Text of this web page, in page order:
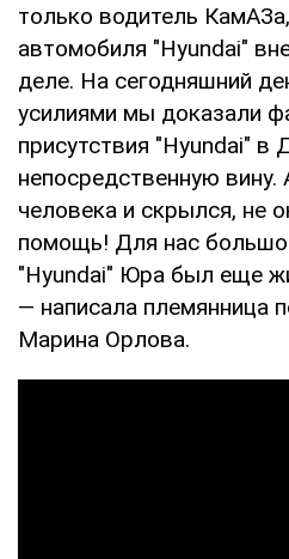
только водитель
автомобиля "Hyundai"
деле. На сегодняшний
усилиями мы доказали
присутствия "Hyundai" в
непосредственную
человека и скрылся, не
помощь! Для нас
"Hyundai" Юра был еще
— написала племянница
Марина Орлова.